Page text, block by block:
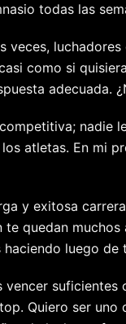
todas las
veces,
como si
adecuada.
nadie
atletas. En mi
y exitosa
quedan muchos
haciendo luego
vencer
Quiero ser